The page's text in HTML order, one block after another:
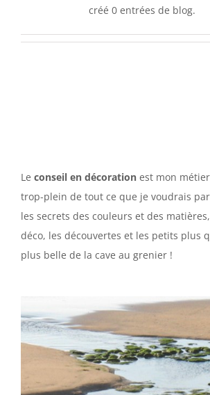
créé 0 entrées de blog.
Le conseil en décoration est mon
trop-plein de tout ce que je voudrais
les secrets des couleurs et des
déco, les découvertes et les petits plus
plus belle de la cave au grenier !